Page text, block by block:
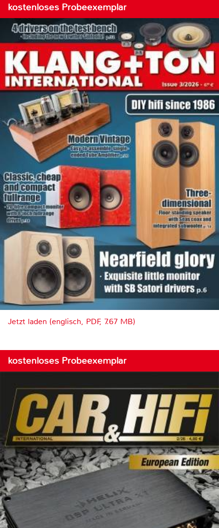
kostenloses Probeexemplar
Jetzt laden (englisch, PDF, 7.67 MB)
kostenloses Probeexemplar